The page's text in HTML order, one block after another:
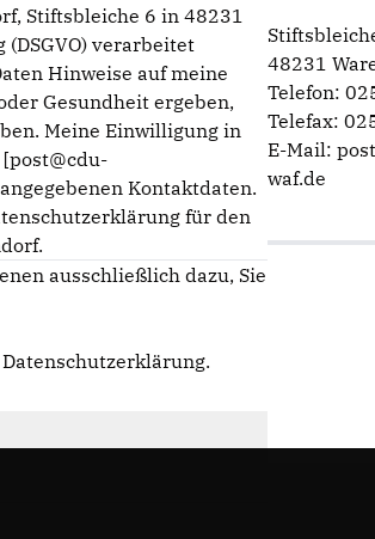
Stiftsbleiche 6 in 48231
verarbeitet
Hinweise auf meine
Gesundheit ergeben,
Meine Einwilligung in
Kontaktdaten.
für den
ausschließlich dazu, Sie
Datenschutzerklärung.
48231
Telefon:
Telefax:
E-Mail:
waf.de